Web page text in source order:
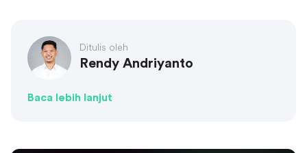
Ditulis oleh
Rendy Andriyanto
Baca lebih lanjut